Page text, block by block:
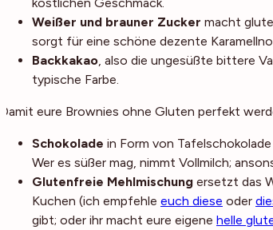
Weißer und brauner Zucker macht
sorgt für eine schöne dezente
Backkakao, also die ungesüßte bittere
typische Farbe.
Damit eure Brownies ohne Gluten perfekt
Schokolade in Form von
Wer es süßer mag, nimmt Vollmilch;
Glutenfreie Mehlmischung ersetzt das
Kuchen (ich empfehle euch diese oder
gibt; oder ihr macht eure eigene helle